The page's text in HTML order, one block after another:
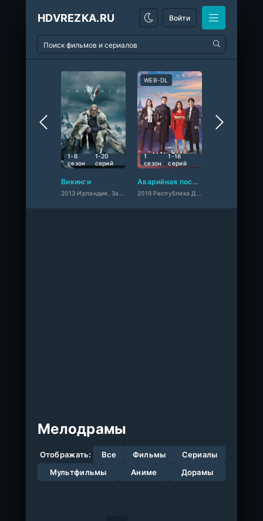
HDVREZKA.RU Войти
Викинги
1-6
сезон
1-20
cерий
Аварийная посадка любви
WEB-DL
1
сезон
1-16
cерий
10
Мелодрамы
Отображать: Все Фильмы
Сериалы
Мультфильмы
Аниме Дорамы